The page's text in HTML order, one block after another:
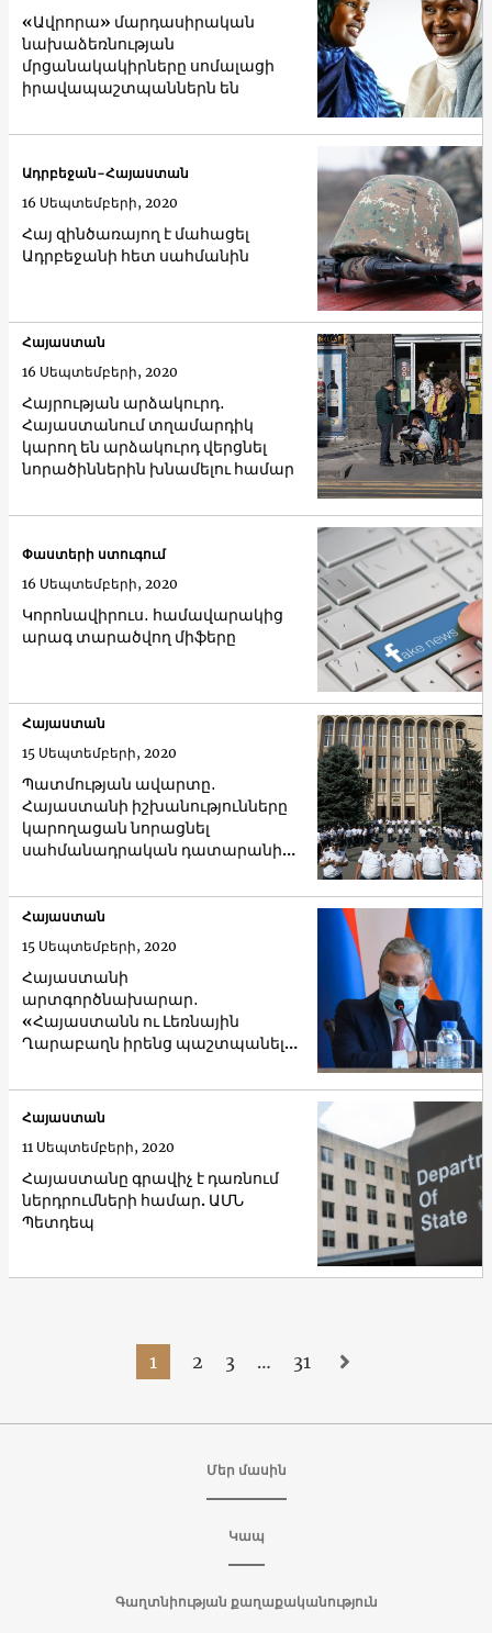
«Ավրորա» մարդասիրական
նախաձեռնության
մրցանակակիրները սոմալացի
իրավապաշտպաններն են
Հայ զինծառայող է մահացել
Ադրբեջանի հետ սահմանին
Ադրբեջան-Հայաստան
16 Սեպտեմբերի, 2020
Հայրության արձակուրդ․
Հայաստանում տղամարդիկ
կարող են արձակուրդ վերցնել
նորածիններին խնամելու համար
Հայաստան
16 Սեպտեմբերի, 2020
Կորոնավիրուս․ համավարակից
արագ տարածվող միֆերը
Փաստերի ստուգում
16 Սեպտեմբերի, 2020
Պատմության ավարտը․
Հայաստանի իշխանությունները
կարողացան նորացնել
սահմանադրական դատարանի
Հայաստան
15 Սեպտեմբերի, 2020
Հայաստանի
արտգործնախարար․
«Հայաստանն ու Լեռնային
Ղարաբաղն իրենց պաշտպանելու
ունեն»
Հայաստան
15 Սեպտեմբերի, 2020
Հայաստանը գրավիչ է դառնում
ներդրումների համար. ԱՄՆ
Պետդեպ
Հայաստան
11 Սեպտեմբերի, 2020
1 2 3 … 31
Մեր մասին
Կապ
Գաղտնիության քաղաքականություն